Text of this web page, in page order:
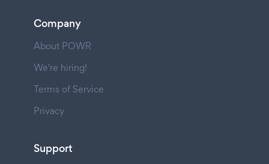
Company
About POWR
We're hiring!
Terms of Service
Privacy
Support